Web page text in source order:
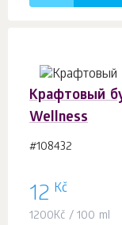
Крафтовый
Wellness
#108432
12 Kč
1200Kč / 100 ml